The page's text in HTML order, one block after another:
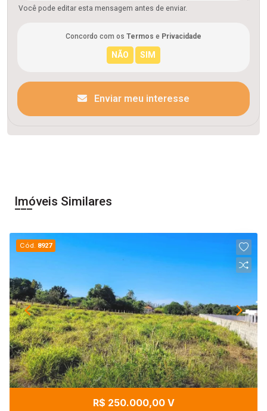
Você pode editar esta mensagem antes de enviar.
Concordo com os Termos e Privacidade
Enviar meu interesse
Imóveis Similares
Cód. 8927
R$ 250.000,00 V